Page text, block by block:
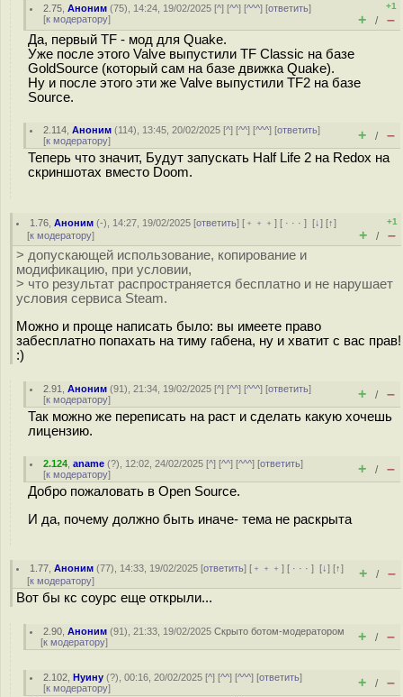
2.75 ,Аноним (75), 14:24, 19/02/2025 [^] [^^] [^^^] [ответить]
[к модератору]
+1
+ / –
Да, первый TF - мод для Quake.
Уже после этого Valve выпустили TF Classic на базе
GoldSource (который сам на базе движка Quake).
Ну и после этого эти же Valve выпустили TF2 на базе
Source.
2.114 ,Аноним (114), 13:45, 20/02/2025 [^] [^^] [^^^] [ответить]
[к модератору] + / –
Теперь что значит, Будут запускать Half Life 2 на Redox на
скриншотах вместо Doom.
1.76 ,Аноним (-), 14:27, 19/02/2025 [ответить] [ ﹢﹢﹢] [ · · ·][↓] [↑]
[к модератору]
+1
+ / –
> допускающей использование, копирование и
модификацию, при условии,
> что результат распространяется бесплатно и не нарушает
условия сервиса Steam.
Можно и проще написать было: вы имеете право
забесплатно попахать на тиму габена, ну и хватит с вас прав!
:)
2.91 ,Аноним (91), 21:34, 19/02/2025 [^] [^^] [^^^] [ответить]
[к модератору] + / –
Так можно же переписать на раст и сделать какую хочешь
лицензию.
2.124 ,aname (?), 12:02, 24/02/2025 [^] [^^] [^^^] [ответить]
[к модератору] + / –
Добро пожаловать в Open Source.
И да, почему должно быть иначе- тема не раскрыта
1.77 ,Аноним (77), 14:33, 19/02/2025 [ответить] [ ﹢﹢﹢] [ · · ·][↓] [↑]
[к модератору] + / –
Вот бы кс соурс еще открыли...
2.90 ,Аноним (91), 21:33, 19/02/2025Скрыто ботом-модератором
[к модератору] + / –
2.102 ,Нуину (?), 00:16, 20/02/2025 [^] [^^] [^^^] [ответить]
[к модератору] + / –